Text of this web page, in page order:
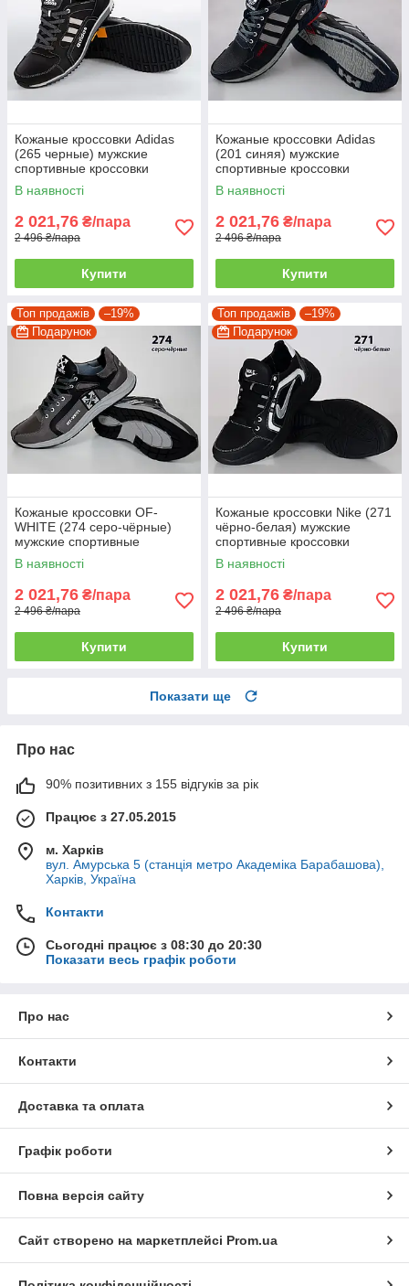
Кожаные кроссовки Adidas
(265 черные) мужские
спортивные кроссовки
шкіряні чоловічі 39
В наявності
2 021,76 ₴/пара
2 496 ₴/пара
Купити
Кожаные кроссовки Adidas
(201 синяя) мужские
спортивные кроссовки
шкіряні чоловічі
В наявності
2 021,76 ₴/пара
2 496 ₴/пара
Купити
Топ продажів
–19%
Подарунок
Кожаные кроссовки OF-
WHITE (274 серо-чёрные)
мужские спортивные
кроссовки шкіряні чоловічі
В наявності
2 021,76 ₴/пара
2 496 ₴/пара
Купити
Топ продажів
–19%
Подарунок
Кожаные кроссовки Nike (271
чёрно-белая) мужские
спортивные кроссовки
шкіряні чоловічі
В наявності
2 021,76 ₴/пара
2 496 ₴/пара
Купити
Показати ще
Про нас
90% позитивних з 155 відгуків за рік
Працює з 27.05.2015
м. Харків
вул. Амурська 5 (станція метро Академіка Барабашова),
Харків, Україна
Контакти
Сьогодні працює з 08:30 до 20:30
Показати весь графік роботи
Про нас
Контакти
Доставка та оплата
Графік роботи
Повна версія сайту
Сайт створено на маркетплейсі Prom.ua